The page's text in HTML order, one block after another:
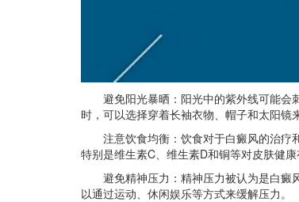
避免阳光暴晒：阳光中的紫外线可能会
时，可以选择穿着长袖衣物、帽子和太阳镜
注意饮食均衡：饮食对于白癜风的治疗
特别是维生素C、维生素D和铜等对皮肤健康
避免精神压力：精神压力被认为是白癜
以通过运动、休闲娱乐等方式来缓解压力。